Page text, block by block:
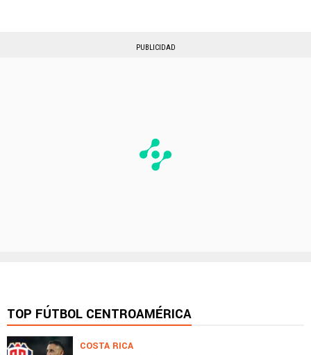
PUBLICIDAD
TOP FÚTBOL CENTROAMÉRICA
COSTA RICA